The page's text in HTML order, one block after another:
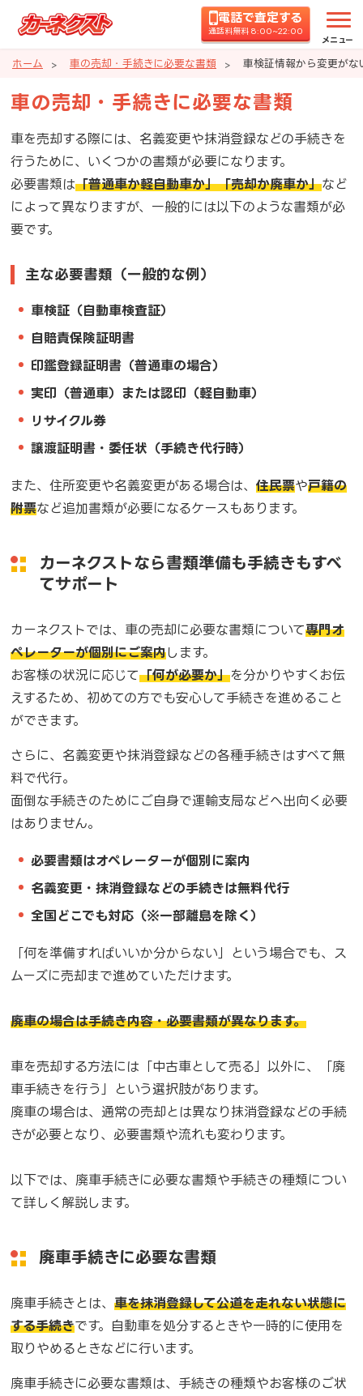
電話で査定する
通話料無料 8:00~22:00
メニュー
ホーム 車の売却・手続きに必要な書類 車検証情報から変更が
車の売却・手続きに必要な書類
車を売却する際には、名義変更や抹消登録などの手続きを
行うために、いくつかの書類が必要になります。
必要書類は「普通車か軽自動車か」「売却か廃車か」など
によって異なりますが、一般的には以下のような書類が必
要です。
主な必要書類（一般的な例）
車検証（自動車検査証）
自賠責保険証明書
印鑑登録証明書（普通車の場合）
実印（普通車）または認印（軽自動車）
リサイクル券
譲渡証明書・委任状（手続き代行時）
また、住所変更や名義変更がある場合は、住民票や戸籍の
附票など追加書類が必要になるケースもあります。
カーネクストなら書類準備も手続きもすべ
てサポート
カーネクストでは、車の売却に必要な書類について専門オ
ペレーターが個別にご案内します。
お客様の状況に応じて「何が必要か」を分かりやすくお伝
えするため、初めての方でも安心して手続きを進めること
ができます。
さらに、名義変更や抹消登録などの各種手続きはすべて無
料で代行。
面倒な手続きのためにご自身で運輸支局などへ出向く必要
はありません。
必要書類はオペレーターが個別に案内
名義変更・抹消登録などの手続きは無料代行
全国どこでも対応（※一部離島を除く）
「何を準備すればいいか分からない」という場合でも、ス
ムーズに売却まで進めていただけます。
廃車の場合は手続き内容・必要書類が異なります。
車を売却する方法には「中古車として売る」以外に、「廃
車手続きを行う」という選択肢があります。
廃車の場合は、通常の売却とは異なり抹消登録などの手続
きが必要となり、必要書類や流れも変わります。
以下では、廃車手続きに必要な書類や手続きの種類につい
て詳しく解説します。
廃車手続きに必要な書類
廃車手続きとは、車を抹消登録して公道を走れない状態に
する手続きです。自動車を処分するときや一時的に使用を
取りやめるときなどに行います。
廃車手続きに必要な書類は、手続きの種類やお客様のご状